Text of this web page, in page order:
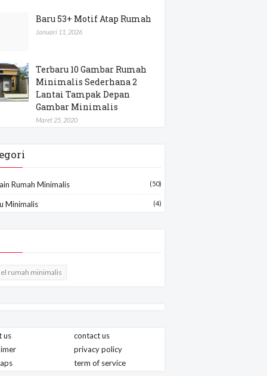
Baru 53+ Motif Atap Rumah
Januari 11, 2026
Terbaru 10 Gambar Rumah
Minimalis Sederhana 2
Lantai Tampak Depan
Gambar Minimalis
Maret 25, 2020
Rumah Minimalis (50)
Minimalis (4)
rumah minimalis
us
contact us
privacy policy
term of service